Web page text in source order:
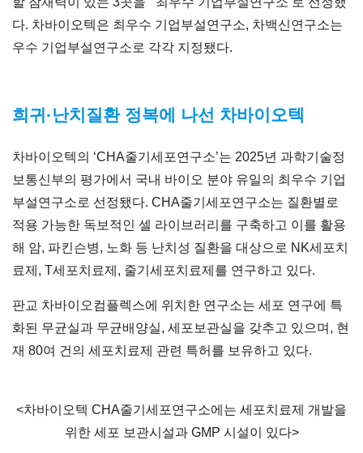
다. 차바이오텍은 최우수 기업부설연구소, 차백신연구소는
우수 기업부설연구소로 각각 지정됐다.
희귀·난치질환 정복에 나선 차바이오텍
차바이오텍의 ‘CHA줄기세포연구소’는 2025년 과학기술정
보통신부의 평가에서 국내 바이오 분야 유일의 최우수 기업
부설연구소로 선정됐다. CHA줄기세포연구소는 질환별로
적용 가능한 독보적인 셀 라이브러리를 구축하고 이를 활용
해 암, 파킨슨병, 노화 등 난치성 질환을 대상으로 NK세포치
료제, T세포치료제, 줄기세포치료제를 연구하고 있다.
판교 차바이오컴플렉스에 위치한 연구소는 세포 연구에 특
화된 무균실과 무균배양실, 세포보관실을 갖추고 있으며, 현
재 80여 건의 세포치료제 관련 특허를 보유하고 있다.
<차바이오텍 CHA줄기세포연구소에는 세포치료제 개발을
위한 세포 보관시설과 GMP 시설이 있다>